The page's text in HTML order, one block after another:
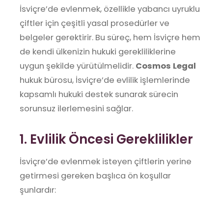
İsviçre’de evlenmek, özellikle yabancı uyruklu
çiftler için çeşitli yasal prosedürler ve
belgeler gerektirir. Bu süreç, hem İsviçre hem
de kendi ülkenizin hukuki gerekliliklerine
uygun şekilde yürütülmelidir. Cosmos Legal
hukuk bürosu, İsviçre’de evlilik işlemlerinde
kapsamlı hukuki destek sunarak sürecin
sorunsuz ilerlemesini sağlar.
1. Evlilik Öncesi Gereklilikler
İsviçre’de evlenmek isteyen çiftlerin yerine
getirmesi gereken başlıca ön koşullar
şunlardır: